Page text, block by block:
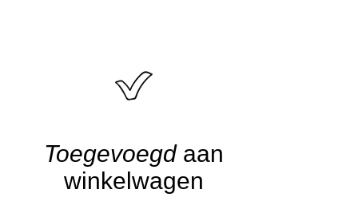
Toegevoegdaan
winkelwagen